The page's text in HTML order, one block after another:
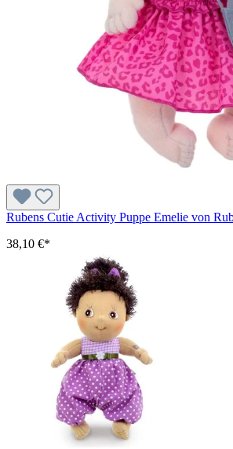
Rubens Cutie Activity Puppe Emelie von
38,10 €*